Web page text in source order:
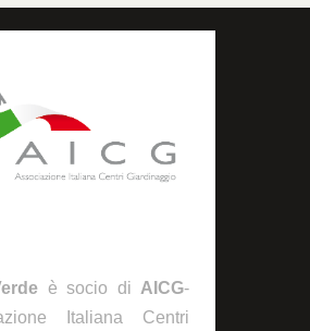
è socio di AICG-
Italiana Centri